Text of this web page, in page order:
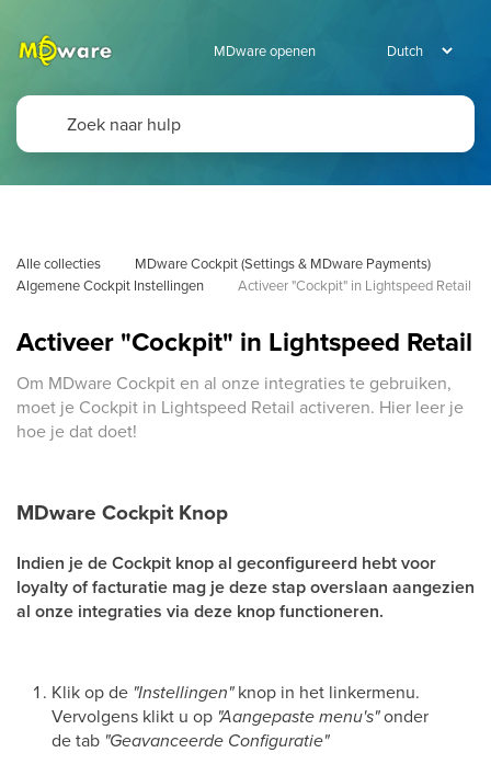
MDware openen
Alle collecties
MDware Cockpit (Settings & MDware Payments)
Algemene Cockpit Instellingen
Activeer "Cockpit" in Lightspeed Retail
Activeer "Cockpit" in Lightspeed Retail
Om MDware Cockpit en al onze integraties te gebruiken,
moet je Cockpit in Lightspeed Retail activeren. Hier leer je
hoe je dat doet!
MDware Cockpit Knop
Indien je de Cockpit knop al geconfigureerd hebt voor
loyalty of facturatie mag je deze stap overslaan aangezien
al onze integraties via deze knop functioneren.
Klik op de "Instellingen"knop in het linkermenu.
Vervolgens klikt u op "Aangepaste menu's"onder
de tab "Geavanceerde Configuratie"